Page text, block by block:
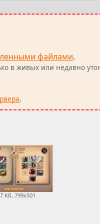
файлами.
в живых или недавно
.
Кб, 799x501